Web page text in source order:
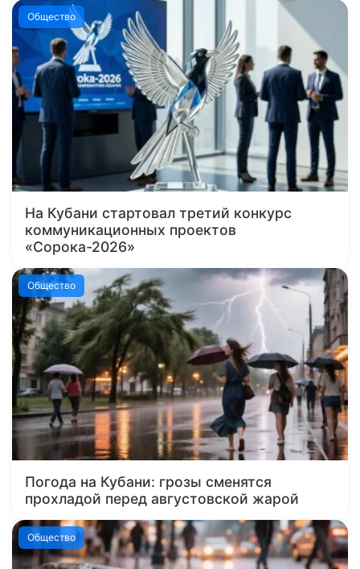
Общество
На Кубани стартовал третий конкурс
коммуникационных проектов
«Сорока-2026»
Общество
Погода на Кубани: грозы сменятся
прохладой перед августовской жарой
Общество